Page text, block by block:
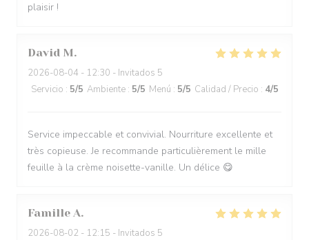
plaisir !
David M
2026-08-04 - 12:30 - Invitados 5
Servicio : 5/5 Ambiente : 5/5 Menú : 5/5 Calidad / Precio : 4/5
Service impeccable et convivial. Nourriture excellente et
très copieuse. Je recommande particulièrement le mille
feuille à la crème noisette-vanille. Un délice 😋
Famille A
2026-08-02 - 12:15 - Invitados 5